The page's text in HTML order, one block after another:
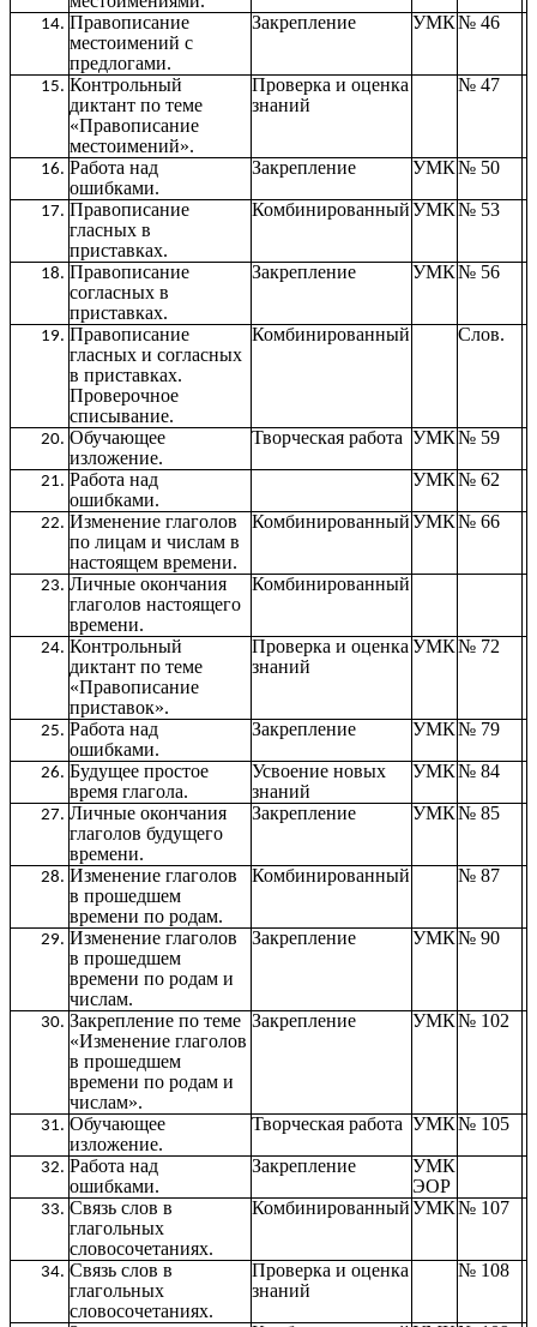
Правописание
местоимений с
предлогами.
Закрепление УМК№ 46
Контрольный
диктант по теме
«Правописание
местоимений».
Проверка и оценка
знаний
№ 47
Работа над
ошибками.
Закрепление УМК№ 50
Правописание
гласных в
приставках.
КомбинированныйУМК№ 53
Правописание
согласных в
приставках.
Закрепление УМК№ 56
Правописание
гласных и согласных
в приставках.
Проверочное
списывание.
Комбинированный Слов.
Обучающее
изложение.
Творческая работа УМК№ 59
Работа над
ошибками.
УМК№ 62
Изменение глаголов
по лицам и числам в
настоящем времени.
КомбинированныйУМК№ 66
Личные окончания
глаголов настоящего
времени.
Комбинированный
Контрольный
диктант по теме
«Правописание
приставок».
Проверка и оценка
знаний
УМК№ 72
Работа над
ошибками.
Закрепление УМК№ 79
Будущее простое
время глагола.
Усвоение новых
знаний
УМК№ 84
Личные окончания
глаголов будущего
времени.
Закрепление УМК№ 85
Изменение глаголов
в прошедшем
времени по родам.
Комбинированный № 87
Изменение глаголов
в прошедшем
времени по родам и
числам.
Закрепление УМК№ 90
Закрепление по теме
«Изменение глаголов
в прошедшем
времени по родам и
числам».
Закрепление УМК№ 102
Обучающее
изложение.
Творческая работа УМК№ 105
Работа над
ошибками.
Закрепление
УМК
ЭОР
Связь слов в
глагольных
словосочетаниях.
КомбинированныйУМК№ 107
Связь слов в
глагольных
словосочетаниях.
Проверка и оценка
знаний
№ 108